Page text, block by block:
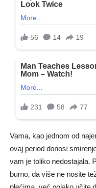
Vama, kao jednom od
ovaj period donosi
vam je toliko nedostajala.
burno, da više ne nosite